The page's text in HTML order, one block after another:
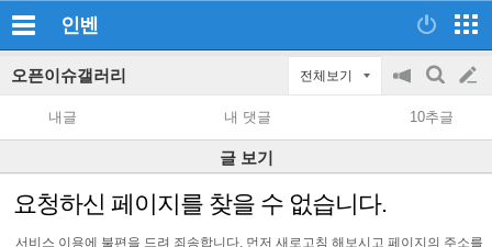
인벤
오픈이슈갤러리 전체보기
공
지
on/off
검
색
글
쓰
기
내글 내 댓글 10추글
글 보기
요청하신 페이지를 찾을 수 없습니다.
서비스 이용에 불편을 드려 죄송합니다. 먼저 새로고침 해보시고 페이지의 주소를